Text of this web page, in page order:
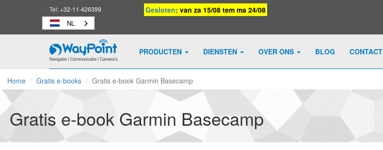
Tel:+32-11-426399 Gesloten: van za 15/08 tem ma 24/08
NL
Waypoint
-
naar
PRODUCTEN DIENSTEN OVER ONS BLOG CONTACT
Home Gratis e-books Gratis e-book Garmin Basecamp
Gratis e-book Garmin Basecamp